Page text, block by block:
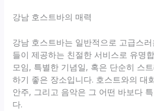
강남 호스트바의 매력
강남 호스트바는 일반적으로 고급스
들이 제공하는 친절한 서비스로 유명
모임, 특별한 기념일, 혹은 단순히 스
하기 좋은 장소입니다. 호스트와의 대
안주, 그리고 음악은 그 어떤 바보다
다.